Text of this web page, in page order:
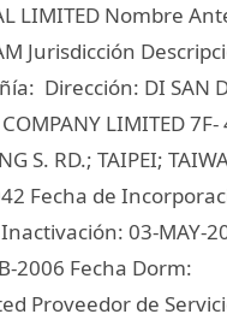
LIMITED Nombre
Jurisdicción
Dirección: DI SAN
LIMITED
S. RD.; TAIPEI;
Fecha de
03-MAY-
2006 Fecha Dorm:
Proveedor de